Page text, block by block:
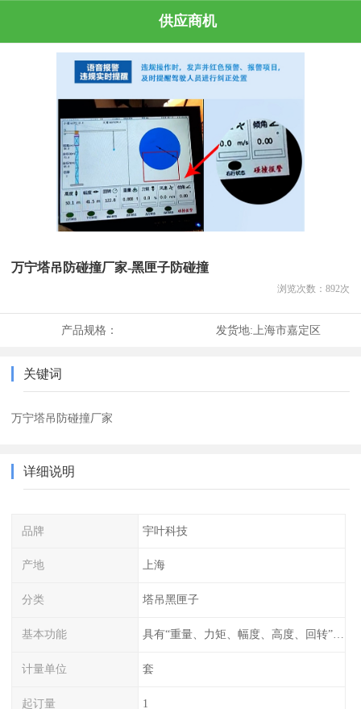
供应商机
万宁塔吊防碰撞厂家-黑匣子防碰撞
浏览次数： 892次
产品规格： 发货地:上海市嘉定区
关键词
万宁塔吊防碰撞厂家
详细说明
品牌 宇叶科技
产地 上海
分类 塔吊黑匣子
基本功能 具有“重量、力矩、幅度、高度、回转”等参数的显示、记录、报警功能。
计量单位 套
起订量 1